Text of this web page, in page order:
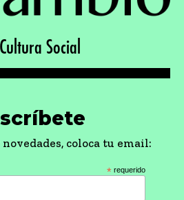
Social
coloca tu email:
* requerido